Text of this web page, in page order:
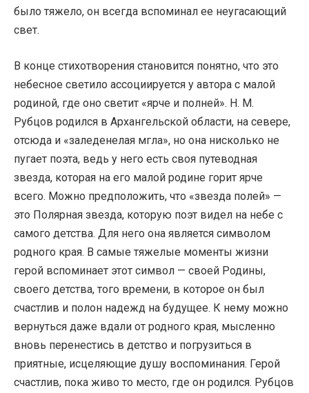
было тяжело, он всегда вспоминал ее неугасающий
свет.
В конце стихотворения становится понятно, что это
небесное светило ассоциируется у автора с малой
родиной, где оно светит «ярче и полней». Н. М.
Рубцов родился в Архангельской области, на севере,
отсюда и «заледенелая мгла», но она нисколько не
пугает поэта, ведь у него есть своя путеводная
звезда, которая на его малой родине горит ярче
всего. Можно предположить, что «звезда полей» —
это Полярная звезда, которую поэт видел на небе с
самого детства. Для него она является символом
родного края. В самые тяжелые моменты жизни
герой вспоминает этот символ — своей Родины,
своего детства, того времени, в которое он был
счастлив и полон надежд на будущее. К нему можно
вернуться даже вдали от родного края, мысленно
вновь перенестись в детство и погрузиться в
приятные, исцеляющие душу воспоминания. Герой
счастлив, пока живо то место, где он родился. Рубцов